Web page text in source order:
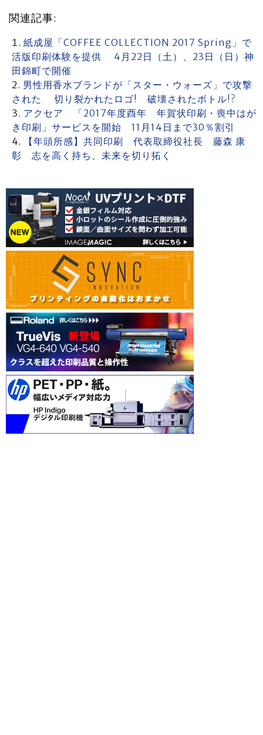
関連記事:
紙成屋「COFFEE COLLECTION 2017 Spring」で
活版印刷体験を提供 4月22日（土）、23日（日）神
田錦町で開催
男性用香水ブランドが「スター・ウォーズ」で攻撃
された 切り裂かれたロゴ! 破壊されたボトル!?
アクセア 「2017年度酉年 年賀状印刷・喪中はが
き印刷」サービスを開始 11月14日まで30％割引
【年頭所感】共同印刷 代表取締役社長 藤森 康
彰 志を高く持ち、未来を切り拓く